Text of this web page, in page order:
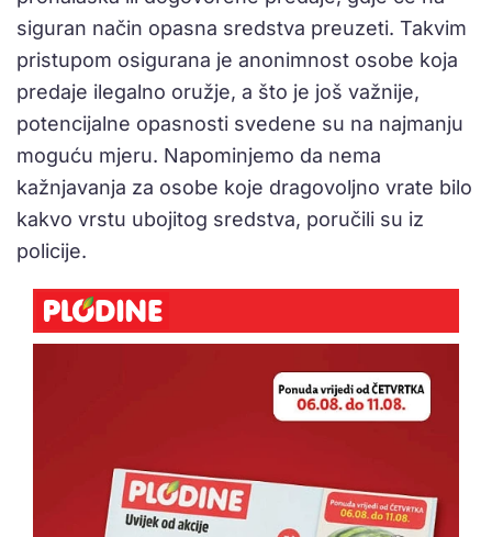
siguran način opasna sredstva preuzeti. Takvim
pristupom osigurana je anonimnost osobe koja
predaje ilegalno oružje, a što je još važnije,
potencijalne opasnosti svedene su na najmanju
moguću mjeru. Napominjemo da nema
kažnjavanja za osobe koje dragovoljno vrate bilo
kakvo vrstu ubojitog sredstva, poručili su iz
policije.